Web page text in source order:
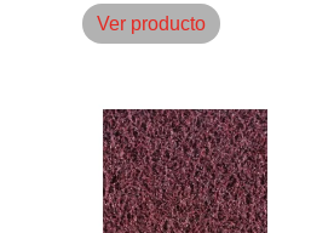
Ver producto